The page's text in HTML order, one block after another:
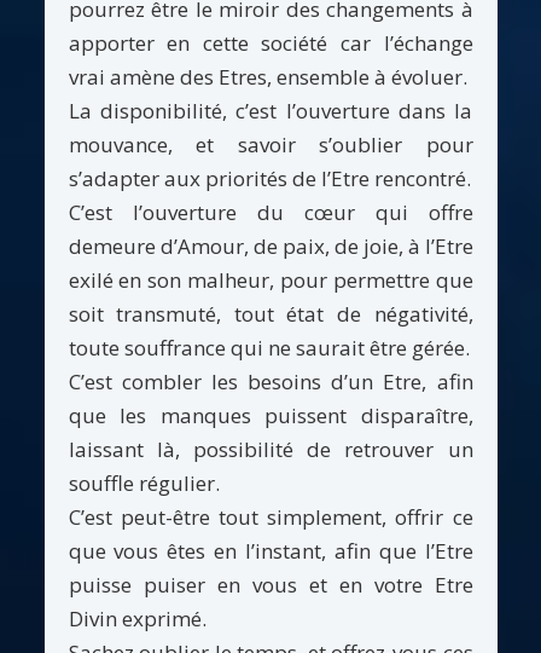
pourrez être le miroir des changements à
apporter en cette société car l’échange
vrai amène des Etres, ensemble à évoluer.
La disponibilité, c’est l’ouverture dans la
mouvance, et savoir s’oublier pour
s’adapter aux priorités de l’Etre rencontré.
C’est l’ouverture du cœur qui offre
demeure d’Amour, de paix, de joie, à l’Etre
exilé en son malheur, pour permettre que
soit transmuté, tout état de négativité,
toute souffrance qui ne saurait être gérée.
C’est combler les besoins d’un Etre, afin
que les manques puissent disparaître,
laissant là, possibilité de retrouver un
souffle régulier.
C’est peut-être tout simplement, offrir ce
que vous êtes en l’instant, afin que l’Etre
puisse puiser en vous et en votre Etre
Divin exprimé.